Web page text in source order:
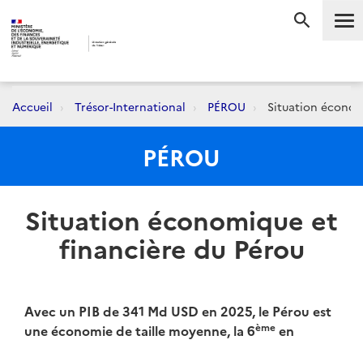
Accueil Trésor-International PÉROU Situation
PÉROU
Situation économique et
financière du Pérou
Avec un PIB de 341 Md USD en 2025, le Pérou est
une économie de taille moyenne, la 6ème en